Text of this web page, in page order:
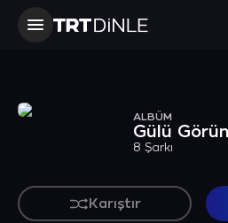
ALBÜM
Gülü
8 Şarkı
Karıştır